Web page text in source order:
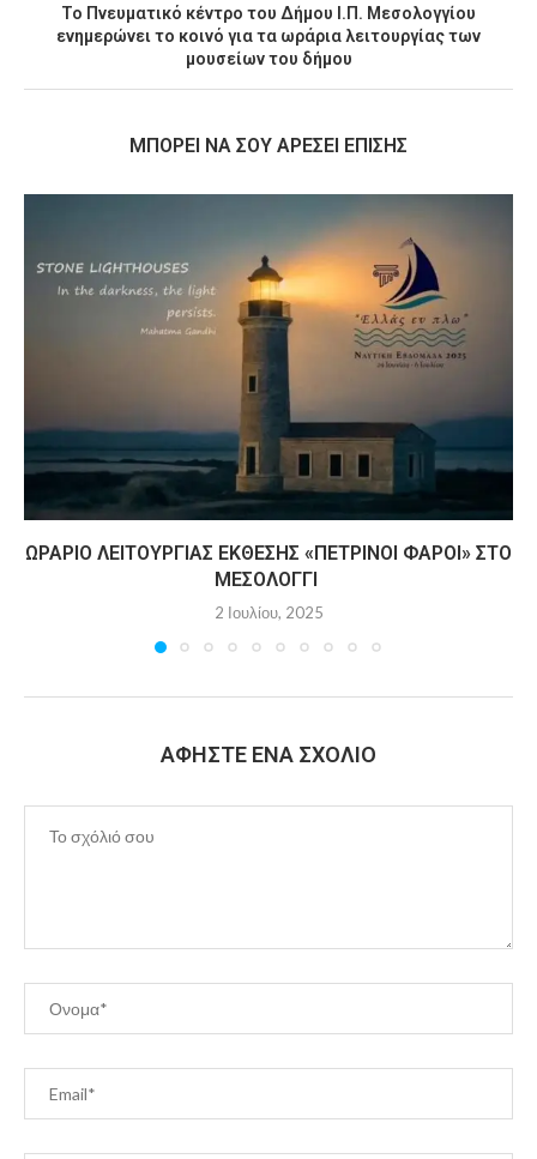
Το Πνευματικό κέντρο του Δήμου Ι.Π. Μεσολογγίου
ενημερώνει το κοινό για τα ωράρια λειτουργίας των
μουσείων του δήμου
MΠΟΡΕΊ ΝΑ ΣΟΥ ΑΡΈΣΕΙ ΕΠΊΣΗΣ
ΩΡΆΡΙΟ ΛΕΙΤΟΥΡΓΊΑΣ ΈΚΘΕΣΗΣ «ΠΈΤΡΙΝΟΙ ΦΆΡΟΙ» ΣΤΟ
ΜΕΣΟΛΌΓΓΙ
2 Ιουλίου, 2025
ΑΦΉΣΤΕ ΈΝΑ ΣΧΌΛΙΟ